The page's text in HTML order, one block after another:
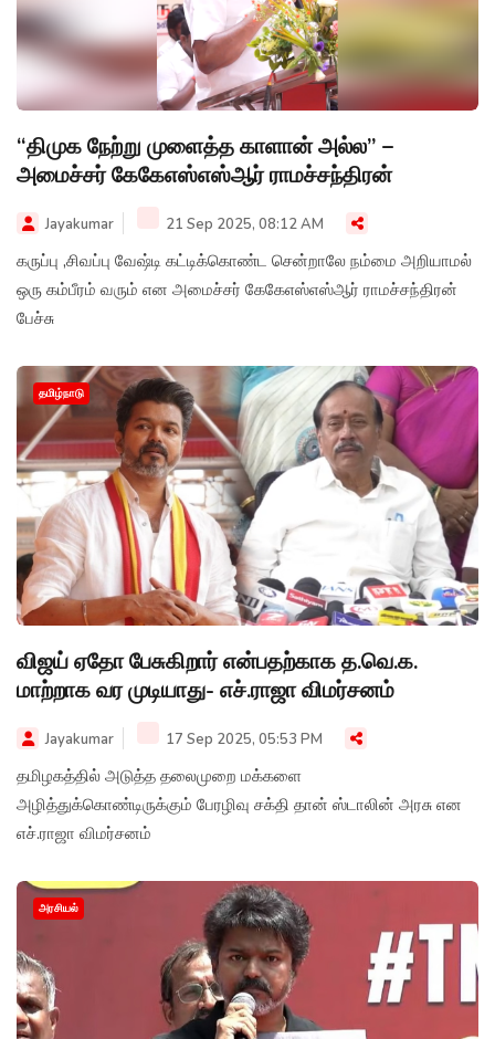
“திமுக நேற்று முளைத்த காளான் அல்ல” –
அமைச்சர் கேகேஎஸ்எஸ்ஆர் ராமச்சந்திரன்
Jayakumar 21 Sep 2025, 08:12 AM
கருப்பு ,சிவப்பு வேஷ்டி கட்டிக்கொண்ட சென்றாலே நம்மை அறியாமல்
ஒரு கம்பீரம் வரும் என அமைச்சர் கேகேஎஸ்எஸ்ஆர் ராமச்சந்திரன்
பேச்சு
தமிழ்நாடு
விஜய் ஏதோ பேசுகிறார் என்பதற்காக த.வெ.க.
மாற்றாக வர முடியாது- எச்.ராஜா விமர்சனம்
Jayakumar 17 Sep 2025, 05:53 PM
தமிழகத்தில் அடுத்த தலைமுறை மக்களை
அழித்துக்கொண்டிருக்கும் பேரழிவு சக்தி தான் ஸ்டாலின் அரசு என
எச்.ராஜா விமர்சனம்
அரசியல்